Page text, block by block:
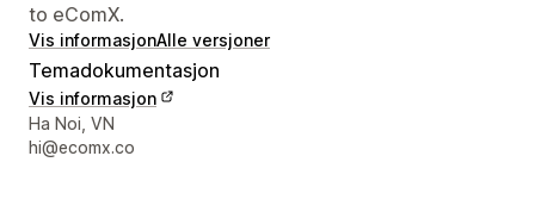
to eComX.
Vis informasjonAlle versjoner
Temadokumentasjon
Vis informasjon
Designerens kontaktinfo
Ha Noi, VN
hi@ecomx.co